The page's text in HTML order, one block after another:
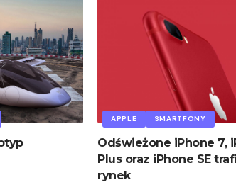
APPLE SMARTFONY
Odświeżone iPhone 7,
Plus oraz iPhone SE
rynek